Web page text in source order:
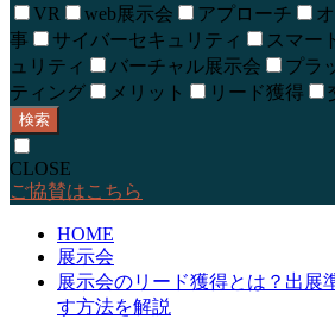
VR
web展示会 アプローチ
事
サイバーセキュリティ スマー
ュリティ
バーチャル展示会 プラ
ティング
メリット リード獲得
検索
CLOSE
ご協賛はこちら
HOME
展示会
展示会のリード獲得とは？出展
す方法を解説